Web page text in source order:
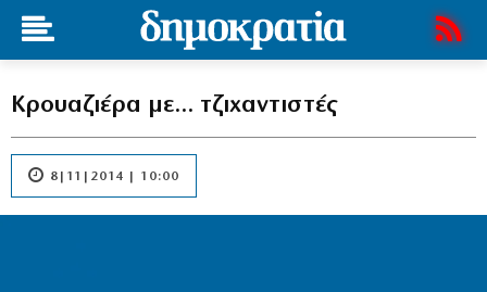
Κρουαζιέρα με… τζιχαντιστές
8|11|2014 | 10:00